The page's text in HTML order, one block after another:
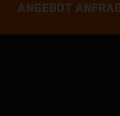
ANGEBOT